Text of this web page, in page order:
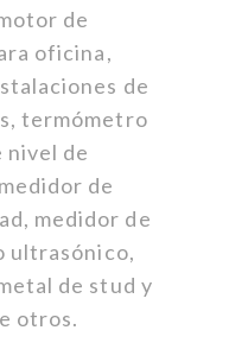
de
oficina,
de
termómetro
de
de
medidor de
ultrasónico,
de stud y
otros.